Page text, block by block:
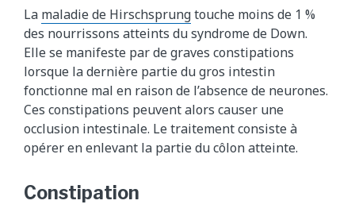
La maladie de Hirschsprungtouche moins de 1 %
des nourrissons atteints du syndrome de Down.
Elle se manifeste par de graves constipations
lorsque la dernière partie du gros intestin
fonctionne mal en raison de l’absence de neurones.
Ces constipations peuvent alors causer une
occlusion intestinale. Le traitement consiste à
opérer en enlevant la partie du côlon atteinte.
Constipation